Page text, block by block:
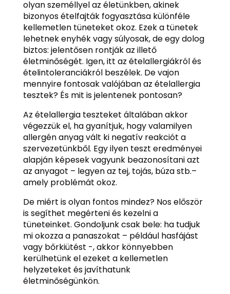
olyan személlyel az életünkben, akinek
bizonyos ételfajták fogyasztása különféle
kellemetlen tüneteket okoz. Ezek a tünetek
lehetnek enyhék vagy súlyosak, de egy dolog
biztos: jelentősen rontják az illető
életminőségét. Igen, itt az ételallergiákról és
ételintoleranciákról beszélek. De vajon
mennyire fontosak valójában az ételallergia
tesztek? És mit is jelentenek pontosan?
Az ételallergia teszteket általában akkor
végezzük el, ha gyanítjuk, hogy valamilyen
allergén anyag vált ki negatív reakciót a
szervezetünkből. Egy ilyen teszt eredményei
alapján képesek vagyunk beazonosítani azt
az anyagot – legyen az tej, tojás, búza stb.–
amely problémát okoz.
De miért is olyan fontos mindez? Nos először
is segíthet megérteni és kezelni a
tüneteinket. Gondoljunk csak bele: ha tudjuk
mi okozza a panaszokat – például hasfájást
vagy bőrkiütést -, akkor könnyebben
kerülhetünk el ezeket a kellemetlen
helyzeteket és javíthatunk
életminőségünkön.